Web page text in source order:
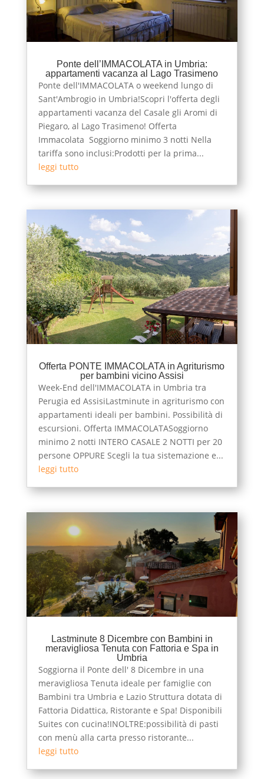
Ponte dell’IMMACOLATA in Umbria:
appartamenti vacanza al Lago Trasimeno
Ponte dell'IMMACOLATA o weekend lungo di
Sant'Ambrogio in Umbria!Scopri l'offerta degli
appartamenti vacanza del Casale gli Aromi di
Piegaro, al Lago Trasimeno! Offerta
Immacolata Soggiorno minimo 3 notti Nella
tariffa sono inclusi:Prodotti per la prima...
leggi tutto
Offerta PONTE IMMACOLATA in Agriturismo
per bambini vicino Assisi
Week-End dell'IMMACOLATA in Umbria tra
Perugia ed AssisiLastminute in agriturismo con
appartamenti ideali per bambini. Possibilità di
escursioni. Offerta IMMACOLATASoggiorno
minimo 2 notti INTERO CASALE 2 NOTTI per 20
persone OPPURE Scegli la tua sistemazione e...
leggi tutto
Lastminute 8 Dicembre con Bambini in
meravigliosa Tenuta con Fattoria e Spa in
Umbria
Soggiorna il Ponte dell' 8 Dicembre in una
meravigliosa Tenuta ideale per famiglie con
Bambini tra Umbria e Lazio Struttura dotata di
Fattoria Didattica, Ristorante e Spa! Disponibili
Suites con cucina!INOLTRE:possibilità di pasti
con menù alla carta presso ristorante...
leggi tutto